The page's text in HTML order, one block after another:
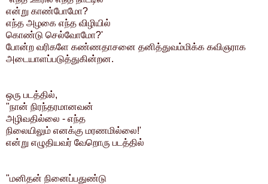
என்று காண்போமோ?
எந்த அழகை எந்த விழியில்
கொண்டு செல்வோமோ?'
போன்ற வரிகளே கண்ணதாசனை தனித்துவம்மிக்க கவிஞராக
அடையாளப்படுத்துகின்றன.
ஒரு படத்தில்,
"நான் நிரந்தரமானவன்
அழிவதில்லை - எந்த
நிலையிலும் எனக்கு மரணமில்லை!'
என்று எழுதியவர் வேறொரு படத்தில்
"மனிதன் நினைப்பதுண்டு